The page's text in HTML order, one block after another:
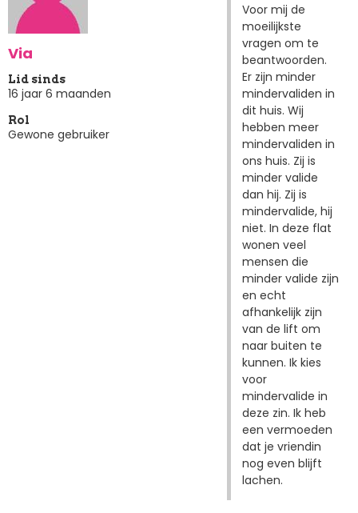
Via
Lid sinds
16 jaar 6 maanden
Rol
Gewone gebruiker
Voor mij de
moeilijkste
vragen om te
beantwoorden.
Er zijn minder
mindervaliden in
dit huis. Wij
hebben meer
mindervaliden in
ons huis. Zij is
minder valide
dan hij. Zij is
mindervalide, hij
niet. In deze flat
wonen veel
mensen die
minder valide zijn
en echt
afhankelijk zijn
van de lift om
naar buiten te
kunnen. Ik kies
voor
mindervalide in
deze zin. Ik heb
een vermoeden
dat je vriendin
nog even blijft
lachen.